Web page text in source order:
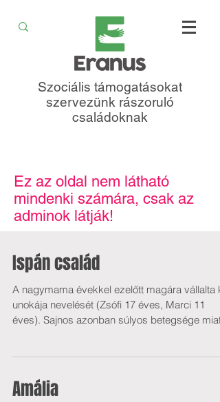
Szociális támogatásokat
szervezünk rászoruló
családoknak
Ez az oldal nem látható
mindenki számára, csak az
adminok látják!
Ispán család
A nagymama évekkel ezelőtt magára vállalta
unokája nevelését (Zsófi 17 éves, Marci 11
éves). Sajnos azonban súlyos betegsége
Amália